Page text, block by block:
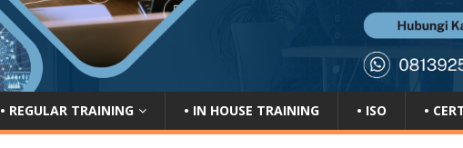
• REGULAR TRAINING • IN HOUSE TRAINING • ISO •